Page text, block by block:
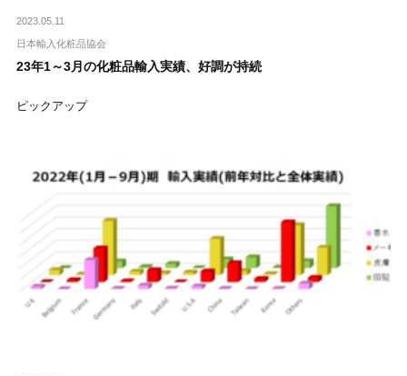
2023.05.11
日本輸入化粧品協会
23年1～3月の化粧品輸入実績、好調が持続
ピックアップ